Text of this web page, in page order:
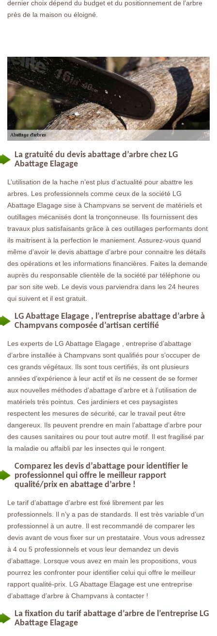
dernier choix dépend du budget et du positionnement de l’arbre
près de la maison ou éloigné.
La gratuité du devis abattage d’arbre chez LG
Abattage Elagage
L’utilisation de la hache n’est plus d’actualité pour abattre les
arbres. Les professionnels comme ceux de la société LG
Abattage Elagage sise à Champvans se servent de matériels et
outillages mécanisés dont la tronçonneuse. Ils fournissent des
travaux plus satisfaisants grâce à ces outillages performants dont
ils maitrisent à la perfection le maniement. Assurez-vous quand
même d’avoir le devis abattage d’arbre pour connaitre les détails
des opérations et les informations financières. Faites la demande
auprès du responsable clientèle de la société par téléphone ou
par son site web. Le devis vous parviendra dans les 24 heures
qui suivent et il est gratuit.
LG Abattage Elagage , l’entreprise abattage d’arbre à
Champvans composée d’artisan certifié
Les experts de LG Abattage Elagage , entreprise d’abattage
d’arbre installée à Champvans sont qualifiés pour s’occuper de
ces grands végétaux. Ils sont tous certifiés, ils ont plusieurs
années d’expérience à leur actif et ils ne cessent de se former
aux nouvelles méthodes d’abattage d’arbre et à l’utilisation de
matériels très pointus. Ces jardiniers et ces paysagistes
respectent les mesures de sécurité, car le travail peut être
dangereux. Ils peuvent prendre en main l’abattage d’arbre pour
des causes sanitaires ou pour tout autre motif. Il est fragilisé par
la maladie ou affaibli par les insectes qui le rongent.
Comparez les devis d’abattage pour identifier le
professionnel qui offre le meilleur rapport
qualité/prix en abattage d’arbre !
Le tarif d’abattage d’arbre est fixé librement par les
professionnels. Il n’y a pas de standards. Il est très variable d’un
professionnel à un autre. Il est recommandé de comparer les
devis avant de vous fixer sur un prestataire. Vous vous adressez
à 4 ou 5 professionnels et vous leur demandez un devis
d’abattage. Lorsque vous avez en main les propositions, vous
pourrez les confronter pour identifier celui qui offre le meilleur
rapport qualité-prix. LG Abattage Elagage est une entreprise
d’abattage d’arbre à Champvans à contacter !
La fixation du tarif abattage d’arbre de l’entreprise LG
Abattage Elagage